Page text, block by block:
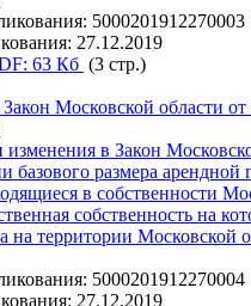
5000201912270003
27.12.2019
63 Кб (3 стр.)
Закон Московской области
в Закон
базового размера арендной
в собственности
собственность на
на территории Московской
5000201912270004
27.12.2019